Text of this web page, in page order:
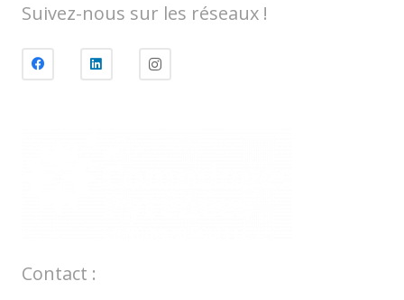
Suivez-nous sur les réseaux !
Contact :